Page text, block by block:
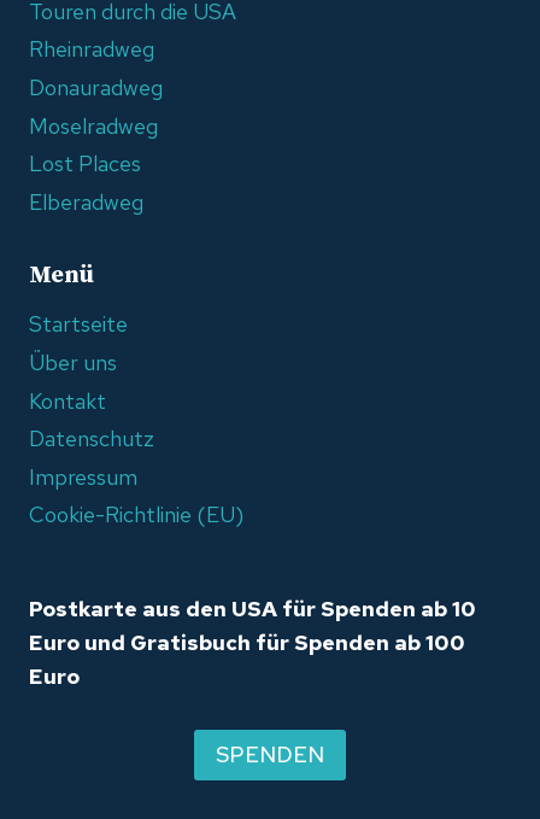
Touren durch die USA
Rheinradweg
Donauradweg
Moselradweg
Lost Places
Elberadweg
Menü
Startseite
Über uns
Kontakt
Datenschutz
Impressum
Cookie-Richtlinie (EU)
Postkarte aus den USA für Spenden ab 10
Euro und Gratisbuch für Spenden ab 100
Euro
SPENDEN